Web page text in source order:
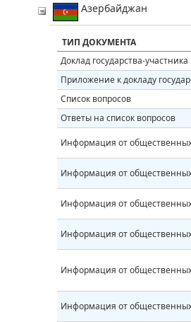
Азербайджан
ТИП ДОКУМЕНТА
Доклад государства-участника
Приложение к докладу
Список вопросов
Ответы на список вопросов
Информация от
Информация от
Информация от
Информация от
Информация от
Информация от